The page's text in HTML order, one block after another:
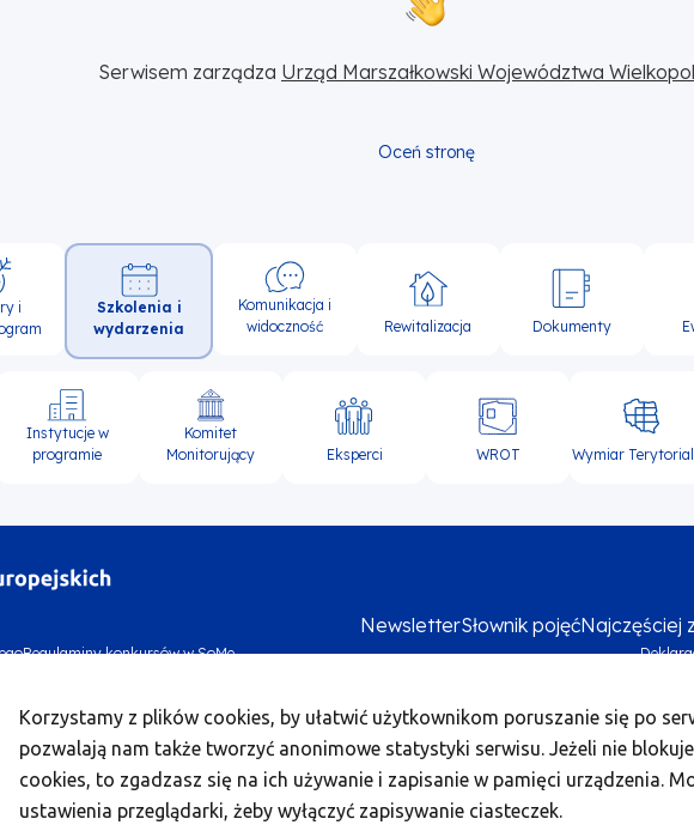
Korzystamy z plików cookies, by ułatwić użytkownikom poruszanie się po
pozwalają nam także tworzyć anonimowe statystyki serwisu. Jeżeli nie
cookies, to zgadzasz się na ich używanie i zapisanie w pamięci urządzenia.
ustawienia przeglądarki, żeby wyłączyć zapisywanie ciasteczek.
Serwisem zarządza Urząd Marszałkowski Województwa
Oceń stronę
i
Szkolenia i
wydarzenia
Komunikacja i
widoczność
Rewitalizacja Dokumenty
Instytucje w
programie
Komitet
Monitorujący
Eksperci WROT Wymiar
NewsletterSłownik pojęćNajczęściej
Regulaminy konkursów w SoMe